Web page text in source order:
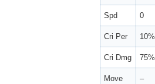
Spd 0
Cri Per 10%
Cri Dmg 75%
Move –